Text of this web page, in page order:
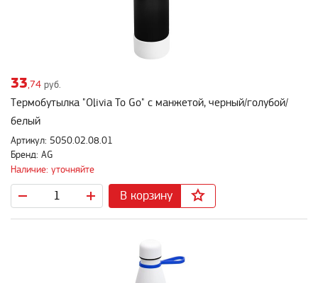
33,74 руб.
Термобутылка "Olivia To Go" с манжетой, черный/голубой/
белый
Артикул: 5050.02.08.01
Бренд: AG
Наличие: уточняйте
В корзину